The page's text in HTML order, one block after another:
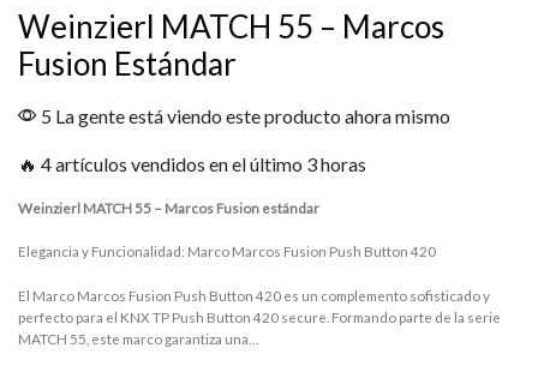
Weinzierl MATCH 55 – Marcos
Fusion Estándar
5 La gente está viendo este producto ahora mismo
🔥 4 artículos vendidos en el último 3 horas
Weinzierl MATCH 55 – Marcos Fusion estándar
Elegancia y Funcionalidad: Marco Marcos Fusion Push Button 420
El Marco Marcos Fusion Push Button 420 es un complemento sofisticado y
perfecto para el KNX TP Push Button 420 secure. Formando parte de la serie
MATCH 55, este marco garantiza una…